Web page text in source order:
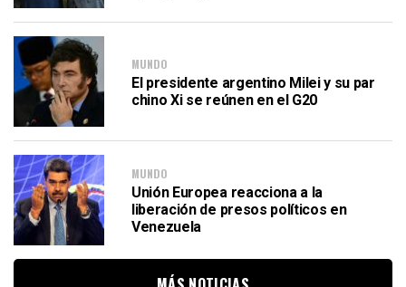
MUNDO
El presidente argentino Milei y su par
chino Xi se reúnen en el G20
MUNDO
Unión Europea reacciona a la
liberación de presos políticos en
Venezuela